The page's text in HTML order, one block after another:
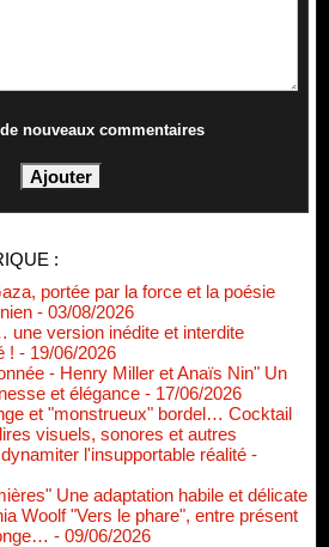
nouveaux commentaires
:
portée par la force et la poésie
- 03/08/2026
une version inédite et interdite
! - 19/06/2026
- Henry Miller et Anaïs Nin" Un
et élégance - 17/06/2026
et "monstrueux" bordel… Cocktail
visuels, sonores et autres
l'insupportable réalité -
Une adaptation habile et délicate
Woolf "Vers le phare", entre présent
- 09/06/2026